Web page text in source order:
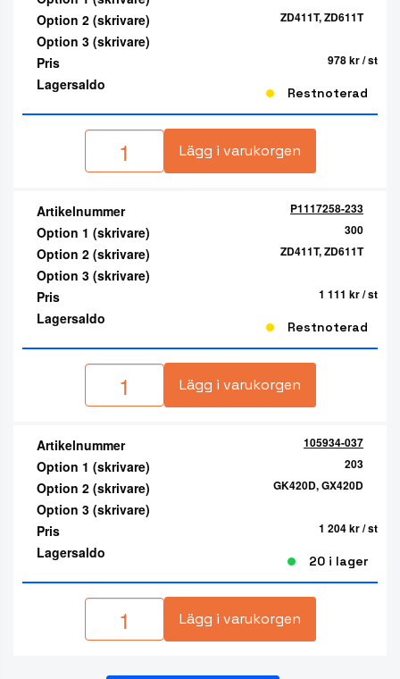
Option 2 (skrivare) ZD411T, ZD611T
Option 3 (skrivare)
Pris
978 kr/ st
Lagersaldo Restnoterad
Lägg i varukorgen
Artikelnummer P1117258-233
Option 1 (skrivare) 300
Option 2 (skrivare) ZD411T, ZD611T
Option 3 (skrivare)
Pris
1 111 kr/ st
Lagersaldo Restnoterad
Lägg i varukorgen
Artikelnummer 105934-037
Option 1 (skrivare) 203
Option 2 (skrivare) GK420D, GX420D
Option 3 (skrivare)
Pris
1 204 kr/ st
Lagersaldo 20 i lager
Lägg i varukorgen